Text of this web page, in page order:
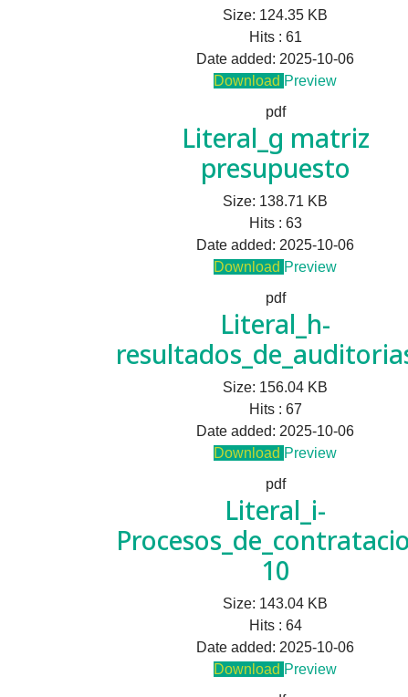
Size: 124.35 KB
Hits : 61
Date added: 2025-10-06
Download Preview
pdf
Literal_g matriz
presupuesto
Size: 138.71 KB
Hits : 63
Date added: 2025-10-06
Download Preview
pdf
Literal_h-
Size: 156.04 KB
Hits : 67
Date added: 2025-10-06
Download Preview
pdf
Literal_i-
10
Size: 143.04 KB
Hits : 64
Date added: 2025-10-06
Download Preview